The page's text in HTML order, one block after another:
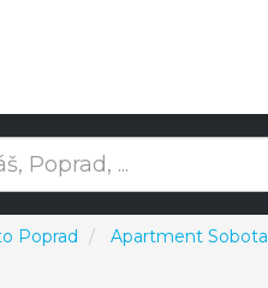
Poprad Apartment Sobota